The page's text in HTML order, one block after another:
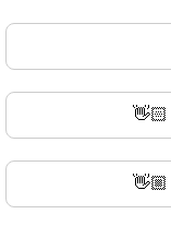
👋🏻
👋🏼